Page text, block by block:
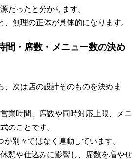
だったと分かります。
、無理の正体が具体的になります。
間・席数・メニュー数の決め
、次は店の設計そのものを決めま
業時間、席数や同時対応上限、メニ
のことです。
別々ではなく連動しています。
憩や仕込みに影響し、席数を増やせ